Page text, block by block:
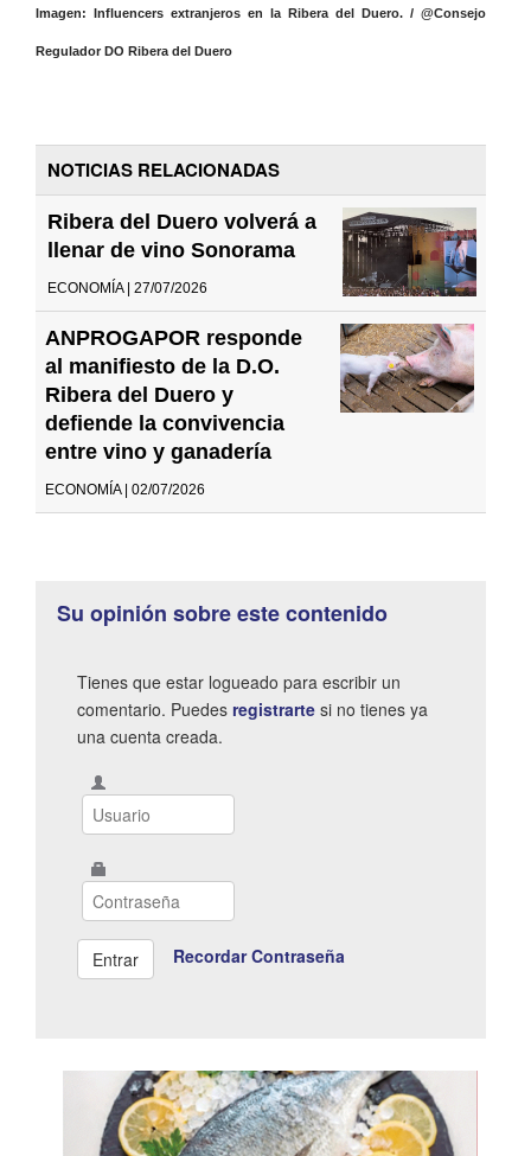
Imagen: Influencers extranjeros en la Ribera del Duero. / @Consejo
Regulador DO Ribera del Duero
NOTICIAS RELACIONADAS
Ribera del Duero volverá a
llenar de vino Sonorama
ECONOMÍA | 27/07/2026
ANPROGAPOR responde
al manifiesto de la D.O.
Ribera del Duero y
defiende la convivencia
entre vino y ganadería
ECONOMÍA | 02/07/2026
Su opinión sobre este contenido
Tienes que estar logueado para escribir un
comentario. Puedes registrarte si no tienes ya
una cuenta creada.
Recordar Contraseña